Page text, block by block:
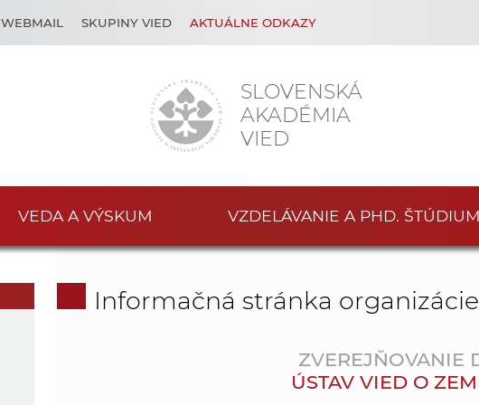
SLOVENSKÁ
AKADÉMIA
VIED
WEBMAIL SKUPINY VIED AKTUÁLNE ODKAZY
VEDA A VÝSKUM VZDELÁVANIE A PHD. ŠTÚDIUM
Informačná stránka organizácie
ZVEREJŇOVANIE
ÚSTAV VIED O